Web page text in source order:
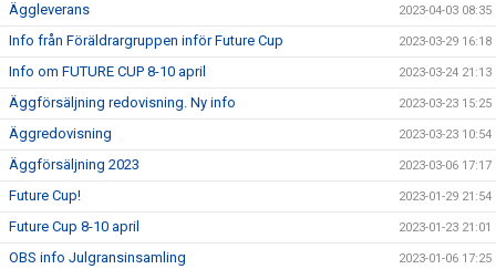
Äggleverans 2023-04-03 08:35
Info från Föräldrargruppen inför Future Cup 2023-03-29 16:18
Info om FUTURE CUP 8-10 april 2023-03-24 21:13
Äggförsäljning redovisning. Ny info 2023-03-23 15:25
Äggredovisning 2023-03-23 10:54
Äggförsäljning 2023 2023-03-06 17:17
Future Cup! 2023-01-29 21:54
Future Cup 8-10 april 2023-01-23 21:01
OBS info Julgransinsamling 2023-01-06 17:25